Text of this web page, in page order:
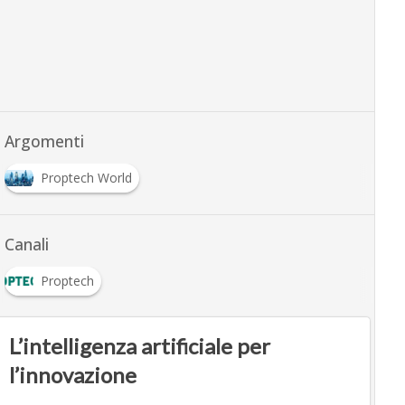
Argomenti
Proptech World
Canali
Proptech
L’intelligenza artificiale per
l’innovazione